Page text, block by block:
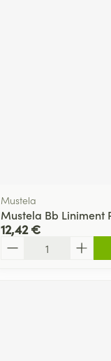
Mustela
Mustela Bb Liniment
12,42 €